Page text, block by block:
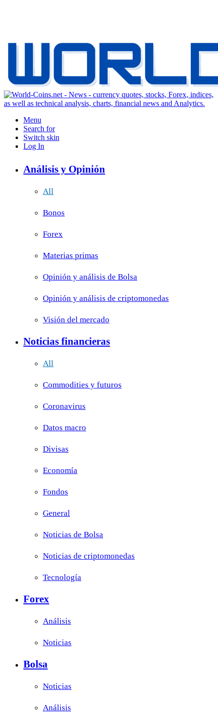
Menu
Search for
Switch skin
Log In
Análisis y Opinión
All
Bonos
Forex
Materias primas
Opinión y análisis de Bolsa
Opinión y análisis de criptomonedas
Visión del mercado
Noticias financieras
All
Commodities y futuros
Coronavirus
Datos macro
Divisas
Economía
Fondos
General
Noticias de Bolsa
Noticias de criptomonedas
Tecnología
Forex
Análisis
Noticias
Bolsa
Noticias
Análisis